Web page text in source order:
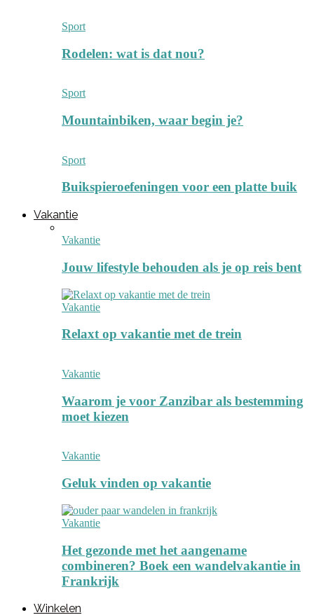
Sport
Rodelen: wat is dat nou?
Sport
Mountainbiken, waar begin je?
Sport
Buikspieroefeningen voor een platte buik
Vakantie
Vakantie
Jouw lifestyle behouden als je op reis bent
Vakantie
Relaxt op vakantie met de trein
Vakantie
Waarom je voor Zanzibar als bestemming
moet kiezen
Vakantie
Geluk vinden op vakantie
Vakantie
Het gezonde met het aangename
combineren? Boek een wandelvakantie in
Frankrijk
Winkelen